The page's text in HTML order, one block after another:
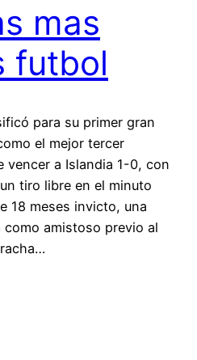
mas
futbol
para su primer gran
el mejor tercer
vencer a Islandia 1-0, con
tiro libre en el minuto
18 meses invicto, una
amistoso previo al